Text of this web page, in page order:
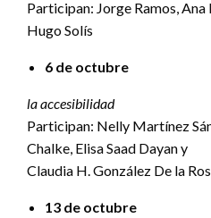
Participan: Jorge Ramos,
Hugo Solís
6 de octubre
la accesibilidad
Participan: Nelly Martínez
Chalke, Elisa Saad Dayan y
Claudia H. González De la
13 de octubre